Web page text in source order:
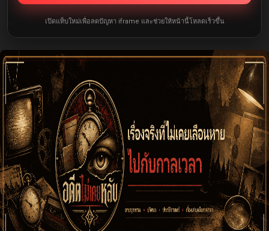
เปิดแท็บใหม่เพื่อลดปัญหา iframe และช่วยให้หน้านี้โหลดเร็วขึ้น